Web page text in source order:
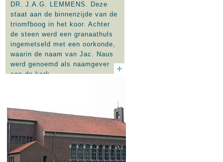
DR. J.A.G. LEMMENS. Deze
staat aan de binnenzijde van de
triomfboog in het koor. Achter
de steen werd een granaathuls
ingemetseld met een oorkonde,
waarin de naam van Jac. Naus
werd genoemd als naamgever
aan de kerk.